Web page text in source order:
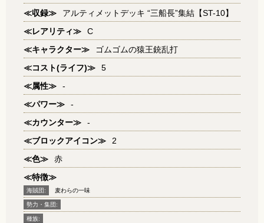
≪収録≫
アルティメットデッキ “三船長”集結【ST-10】
≪レアリティ≫
C
≪キャラクター≫
ゴムゴムの猿王銃乱打
≪コスト(ライフ)≫
5
≪属性≫
-
≪パワー≫
-
≪カウンター≫
-
≪ブロックアイコン≫
2
≪色≫
赤
≪特徴≫
海賊団: 麦わらの一味
勢力・集団:
種族: